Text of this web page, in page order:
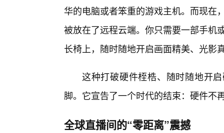
华的电脑或者笨重的游戏主机。而现在
被放在了远程云端。你只需要一部手机
长椅上，随时随地开启画面精美、光影
这种打破硬件桎梏、随时随地开
脚。它宣告了一个时代的结束：硬件不
全球直播间的“零距离”震撼